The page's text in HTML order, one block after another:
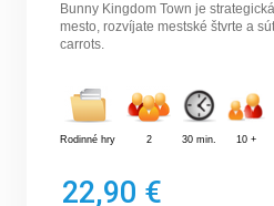
Bunny Kingdom Town je
mesto, rozvíjate mestské štvrte a
carrots.
Rodinné hry 2 30 min. 10 +
22,90 €